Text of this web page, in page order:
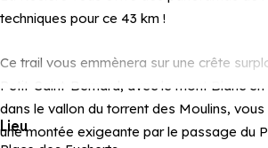
techniques pour ce 43 km !
Ce trail vous emmènera sur une crête
Petit-Saint-Bernard, avec le mont Blanc
dans le vallon du torrent des Moulins,
une montée exigeante par le passage du
Lieu